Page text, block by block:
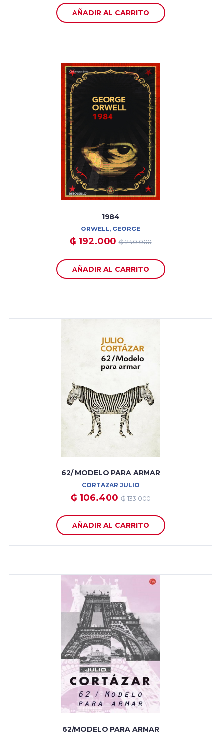
AÑADIR AL CARRITO
1984
ORWELL, GEORGE
₲ 192.000₲ 240.000
AÑADIR AL CARRITO
62/ MODELO PARA ARMAR
CORTAZAR JULIO
₲ 106.400₲ 133.000
AÑADIR AL CARRITO
62/MODELO PARA ARMAR